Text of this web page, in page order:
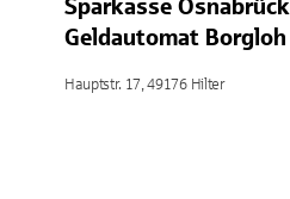
Sparkasse Osnabrück
Geldautomat Borgloh
Hauptstr. 17, 49176 Hilter